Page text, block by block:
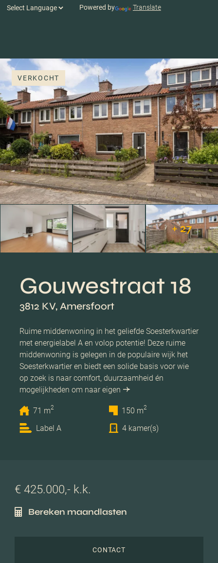
Powered by Translate
VERKOCHT
+ 27
Gouwestraat 18
3812 KV, Amersfoort
Ruime middenwoning in het geliefde Soesterkwartier
met energielabel A en volop potentie! Deze ruime
middenwoning is gelegen in de populaire wijk het
Soesterkwartier en biedt een solide basis voor wie
op zoek is naar comfort, duurzaamheid én
mogelijkheden om naar eigen
71 m2 150 m2
Label A 4 kamer(s)
€ 425.000,- k.k.
Bereken maandlasten
CONTACT